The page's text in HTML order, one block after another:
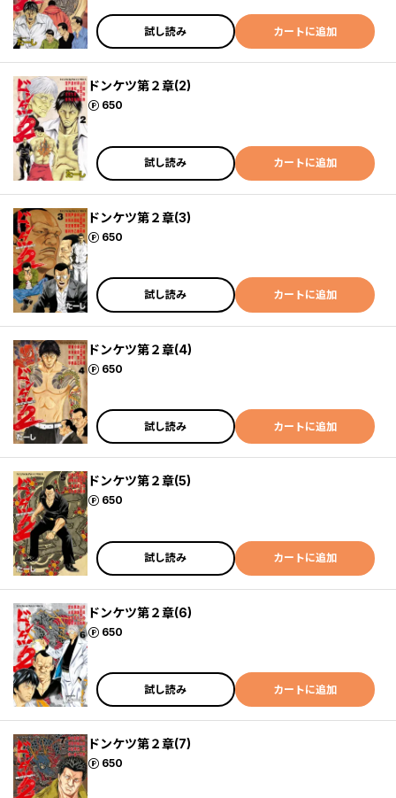
試し読み カートに追加
ドンケツ第２章(2)
650
ポイント
試し読み カートに追加
ドンケツ第２章(3)
650
ポイント
試し読み カートに追加
ドンケツ第２章(4)
650
ポイント
試し読み カートに追加
ドンケツ第２章(5)
650
ポイント
試し読み カートに追加
ドンケツ第２章(6)
650
ポイント
試し読み カートに追加
ドンケツ第２章(7)
650
ポイント